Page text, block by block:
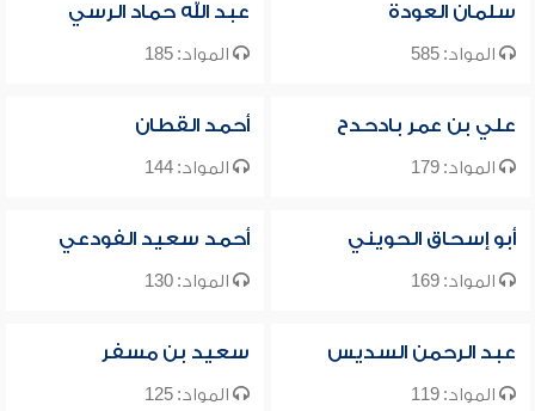
سلمان العودة
المواد: 585
عبد الله حماد الرسي
المواد: 185
علي بن عمر بادحدح
المواد: 179
أحمد القطان
المواد: 144
أبو إسحاق الحويني
المواد: 169
أحمد سعيد الفودعي
المواد: 130
عبد الرحمن السديس
المواد: 119
سعيد بن مسفر
المواد: 125